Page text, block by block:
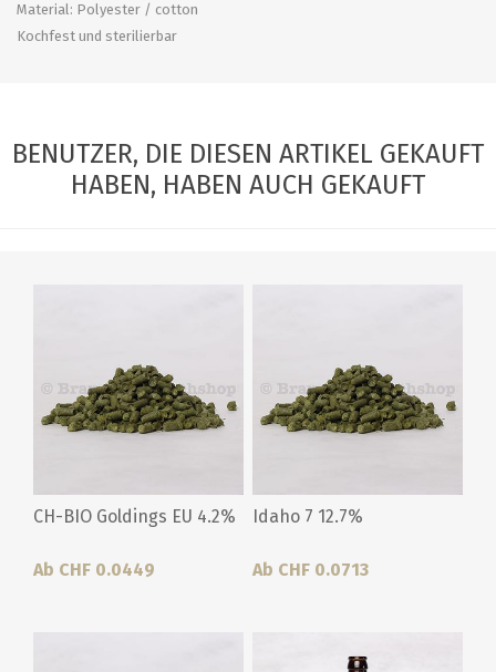
Material: Polyester / cotton
Kochfest und sterilierbar
BENUTZER, DIE DIESEN ARTIKEL GEKAUFT
HABEN, HABEN AUCH GEKAUFT
CH-BIO Goldings EU 4.2%
Ab CHF 0.0449
Idaho 7 12.7%
Ab CHF 0.0713